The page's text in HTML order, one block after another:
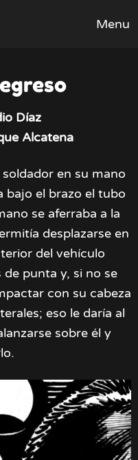
Menu
Díaz
Alcatena
en su mano
bajo el brazo el tubo
se aferraba a la
desplazarse en
del vehículo
de punta y, si no se
con su cabeza
eso le daría al
sobre él y